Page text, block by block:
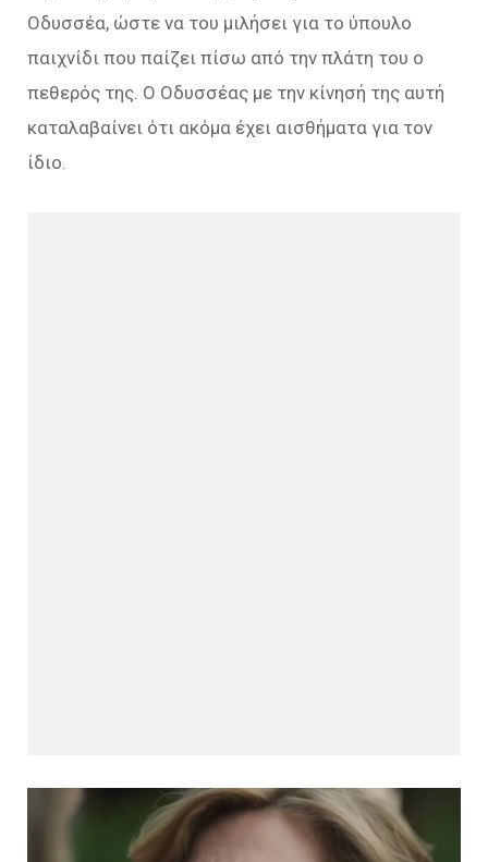
Οδυσσέα, ώστε να του μιλήσει για το ύπουλο
παιχνίδι που παίζει πίσω από την πλάτη του ο
πεθερός της. Ο Οδυσσέας με την κίνησή της αυτή
καταλαβαίνει ότι ακόμα έχει αισθήματα για τον
ίδιο.